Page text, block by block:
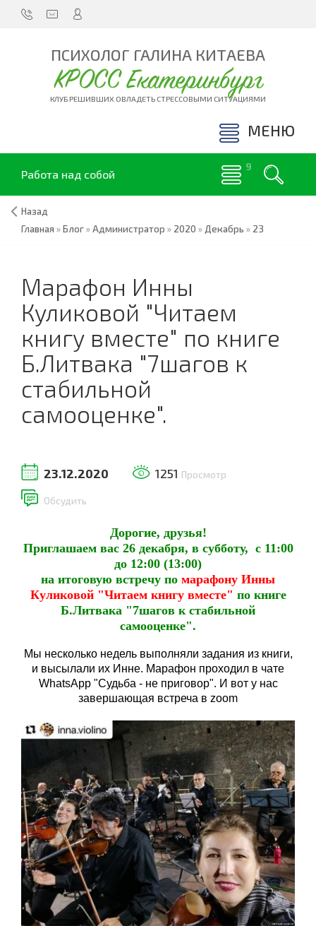
ПСИХОЛОГ ГАЛИНА КИТАЕВА
КРОСС Екатеринбург
КЛУБ РЕШИВШИХ ОВЛАДЕТЬ СТРЕССОВЫМИ СИТУАЦИЯМИ
МЕНЮ
Работа над собой
Назад
Главная »Блог»Администратор » 2020 » Декабрь » 23
Марафон Инны
Куликовой "Читаем
книгу вместе" по книге
Б.Литвака "7шагов к
стабильной
самооценке".
23.12.2020 1251 Просмотр
Обсудить
Дорогие, друзья!
Приглашаем вас 26 декабря, в субботу, с 11:00
до 12:00 (13:00)
на итоговую встречу по марафону Инны
Куликовой "Читаем книгу вместе" по книге
Б.Литвака "7шагов к стабильной
самооценке".
Мы несколько недель выполняли задания из книги,
и высылали их Инне. Марафон проходил в чате
WhatsApp "Судьба - не приговор". И вот у нас
завершающая встреча в zoom